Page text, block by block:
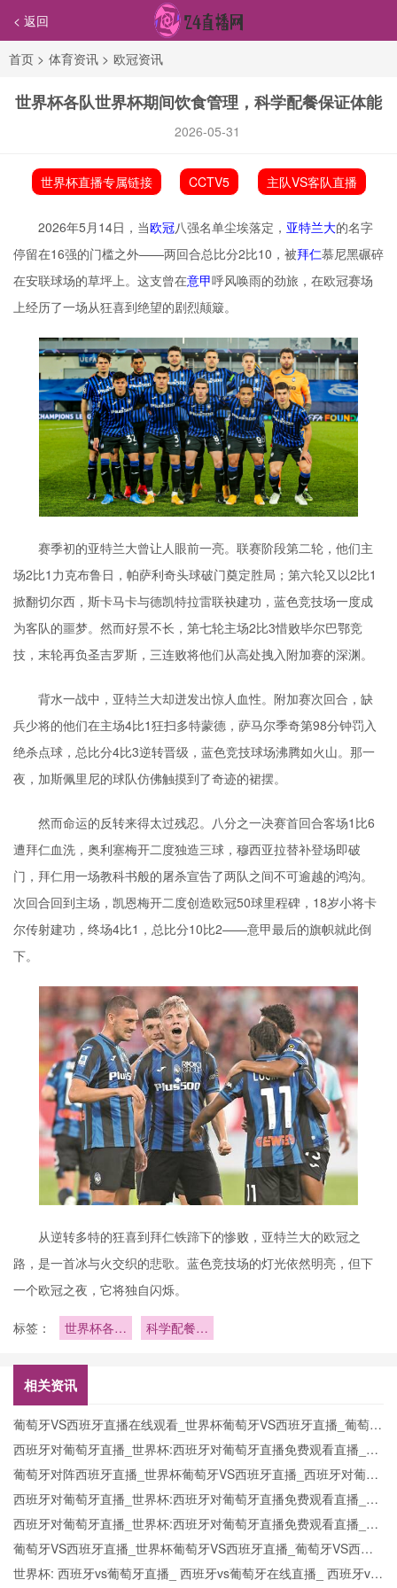
< 返回
首页 > 体育资讯 > 欧冠资讯
世界杯各队世界杯期间饮食管理，科学配餐保证体能
2026-05-31
世界杯直播专属链接 CCTV5 主队VS客队直播
2026年5月14日，当欧冠八强名单尘埃落定， 亚特兰大的名字
停留在16强的门槛之外——两回合总比分2比10，被拜仁慕尼黑碾碎
在安联球场的草坪上。这支曾在意甲呼风唤雨的劲旅，在欧冠赛场
上经历了一场从狂喜到绝望的剧烈颠簸。
赛季初的亚特兰大曾让人眼前一亮。联赛阶段第二轮，他们主
场2比1力克布鲁日，帕萨利奇头球破门奠定胜局；第六轮又以2比1
掀翻切尔西，斯卡马卡与德凯特拉雷联袂建功，蓝色竞技场一度成
为客队的噩梦。然而好景不长，第七轮主场2比3惜败毕尔巴鄂竞
技，末轮再负圣吉罗斯，三连败将他们从高处拽入附加赛的深渊。
背水一战中，亚特兰大却迸发出惊人血性。附加赛次回合，缺
兵少将的他们在主场4比1狂扫多特蒙德，萨马尔季奇第98分钟罚入
绝杀点球，总比分4比3逆转晋级，蓝色竞技球场沸腾如火山。那一
夜，加斯佩里尼的球队仿佛触摸到了奇迹的裙摆。
然而命运的反转来得太过残忍。八分之一决赛首回合客场1比6
遭拜仁血洗，奥利塞梅开二度独造三球，穆西亚拉替补登场即破
门，拜仁用一场教科书般的屠杀宣告了两队之间不可逾越的鸿沟。
次回合回到主场，凯恩梅开二度创造欧冠50球里程碑，18岁小将卡
尔传射建功，终场4比1，总比分10比2——意甲最后的旗帜就此倒
下。
从逆转多特的狂喜到拜仁铁蹄下的惨败，亚特兰大的欧冠之
路，是一首冰与火交织的悲歌。蓝色竞技场的灯光依然明亮，但下
一个欧冠之夜，它将独自闪烁。
标签：
世界杯各队
饮食管理
科学配餐保
相关资讯
葡萄牙VS西班牙直播在线观看_世界杯葡萄牙VS西班牙直播_葡萄牙
VS西班牙比赛观看直达入口
西班牙对葡萄牙直播_世界杯:西班牙对葡萄牙直播免费观看直播_世
界杯西班牙对葡萄牙直播在线观看高清无插件
葡萄牙对阵西班牙直播_世界杯葡萄牙VS西班牙直播_西班牙对葡萄
牙比赛直播在线无插件观看
西班牙对葡萄牙直播_世界杯:西班牙对葡萄牙直播免费观看直播_世
界杯西班牙对葡萄牙直播在线观看高清无插件
西班牙对葡萄牙直播_世界杯:西班牙对葡萄牙直播免费观看直播_世
界杯西班牙对葡萄牙直播在线观看高清无插件
葡萄牙VS西班牙直播_世界杯葡萄牙VS西班牙直播_葡萄牙VS西班
牙在线高清直播
世界杯: 西班牙vs葡萄牙直播_ 西班牙vs葡萄牙在线直播_ 西班牙vs